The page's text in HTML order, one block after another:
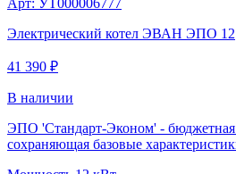
Электрический котел ЭВАН ЭПО 12
41 390 ₽
В наличии
ЭПО 'Стандарт-Эконом' - бюджетная
сохраняющая базовые